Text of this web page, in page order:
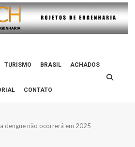
TURISMO BRASIL ACHADOS
CONTATO
dengue não ocorrerá em 2025